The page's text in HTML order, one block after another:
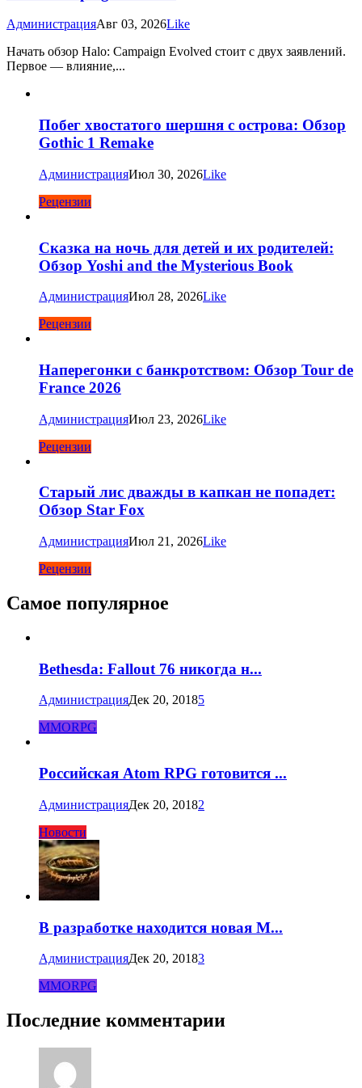
АдминистрацияАвг 03, 2026Like
Начать обзор Halo: Campaign Evolved стоит с двух заявлений.
Первое — влияние,...
Побег хвостатого шершня с острова: Обзор
Gothic 1 Remake
АдминистрацияИюл 30, 2026Like
Рецензии
Сказка на ночь для детей и их родителей:
Обзор Yoshi and the Mysterious Book
АдминистрацияИюл 28, 2026Like
Рецензии
Наперегонки с банкротством: Обзор Tour de
France 2026
АдминистрацияИюл 23, 2026Like
Рецензии
Старый лис дважды в капкан не попадет:
Обзор Star Fox
АдминистрацияИюл 21, 2026Like
Рецензии
Самое популярное
Bethesda: Fallout 76 никогда н...
АдминистрацияДек 20, 20185
MMORPG
Российская Atom RPG готовится ...
АдминистрацияДек 20, 20182
Новости
В разработке находится новая M...
АдминистрацияДек 20, 20183
MMORPG
Последние комментарии